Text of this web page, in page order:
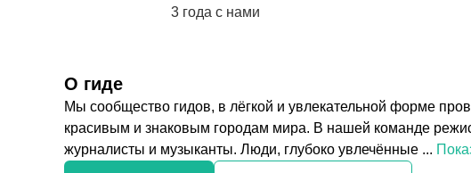
3 года с нами
О гиде
Мы сообщество гидов, в лёгкой и увлекательной форме
красивым и знаковым городам мира. В нашей команде
журналисты и музыканты. Люди, глубоко увлечённые ...